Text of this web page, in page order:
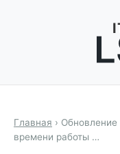
Главная › Обновление
времени работы …